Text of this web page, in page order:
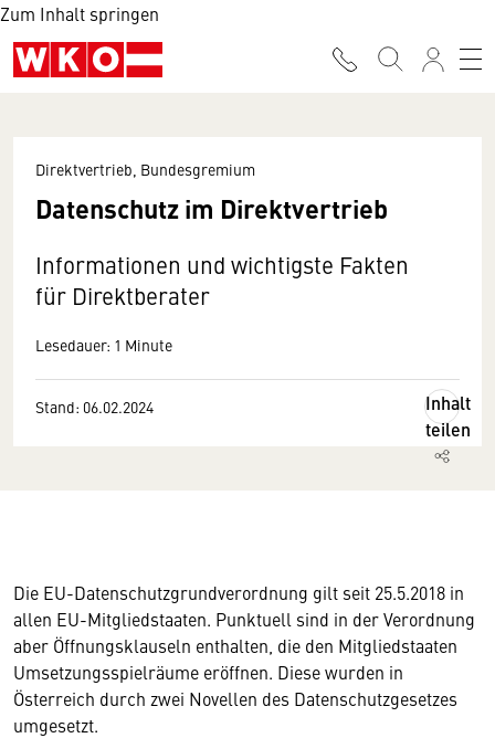
Zum Inhalt springen
Direktvertrieb, Bundesgremium
Datenschutz im Direktvertrieb
Informationen und wichtigste Fakten
für Direktberater
Lesedauer: 1 Minute
Stand: 06.02.2024
Inhalt
teilen
Die EU-Datenschutzgrundverordnung gilt seit 25.5.2018 in
allen EU-Mitgliedstaaten. Punktuell sind in der Verordnung
aber Öffnungsklauseln enthalten, die den Mitgliedstaaten
Umsetzungsspielräume eröffnen. Diese wurden in
Österreich durch zwei Novellen des Datenschutzgesetzes
umgesetzt.